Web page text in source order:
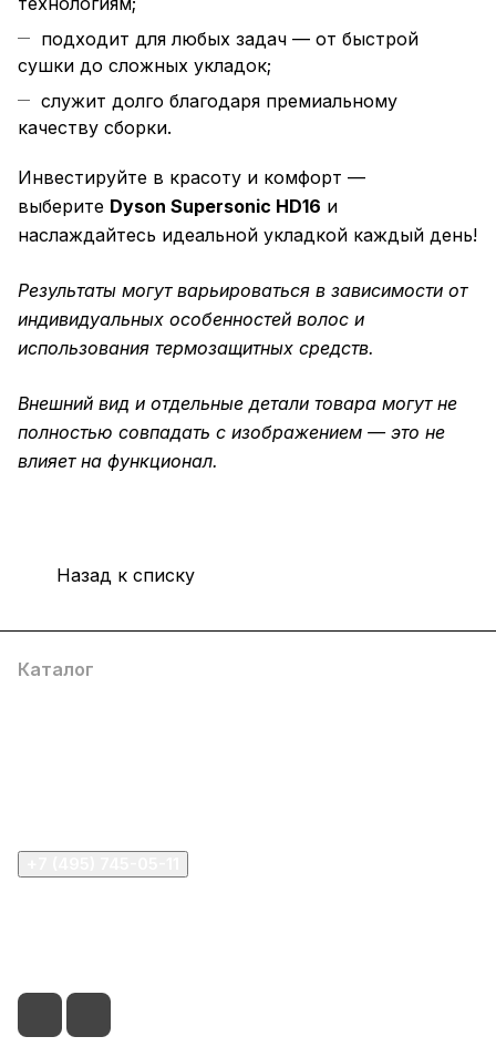
подходит для любых задач — от быстрой
сушки до сложных укладок;
служит долго благодаря премиальному
качеству сборки.
Инвестируйте в красоту и комфорт —
выберите Dyson Supersonic HD16 и
наслаждайтесь идеальной укладкой каждый день!
Результаты могут варьироваться в зависимости от
индивидуальных особенностей волос и
использования термозащитных средств.
Внешний вид и отдельные детали товара могут не
полностью совпадать с изображением — это не
влияет на функционал.
Назад к списку
Каталог